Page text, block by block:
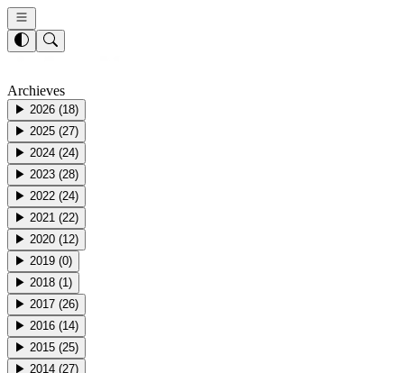
Archieves
▶ 2026 (18)
▶ 2025 (27)
▶ 2024 (24)
▶ 2023 (28)
▶ 2022 (24)
▶ 2021 (22)
▶ 2020 (12)
▶ 2019 (0)
▶ 2018 (1)
▶ 2017 (26)
▶ 2016 (14)
▶ 2015 (25)
▶ 2014 (27)